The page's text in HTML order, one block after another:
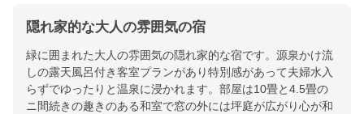
隠れ家的な大人の雰囲気の宿
緑に囲まれた大人の雰囲気の隠れ家的な宿です。源泉かけ流
しの露天風呂付き客室プランがあり特別感があって夫婦水入
らずでゆったりと温泉に浸かれます。部屋は10畳と4.5畳の
ニ間続きの趣きのある和室で窓の外には坪庭が広がり心が和